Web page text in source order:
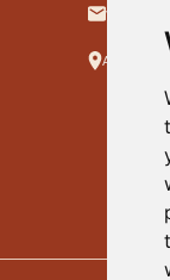
Allende